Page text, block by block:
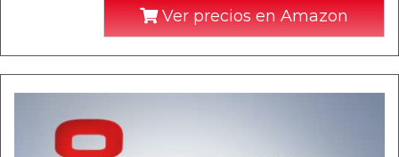
Ver precios en Amazon